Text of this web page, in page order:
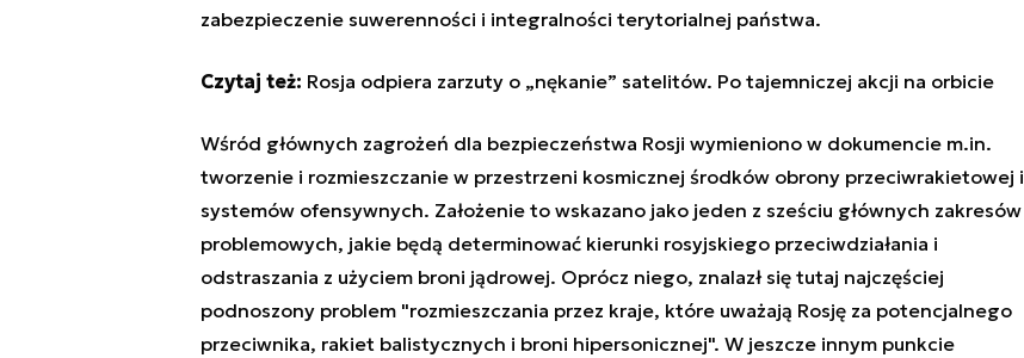
zabezpieczenie suwerenności i integralności terytorialnej państwa.
Czytaj też: Rosja odpiera zarzuty o „nękanie” satelitów. Po tajemniczej akcji na orbicie
Wśród głównych zagrożeń dla bezpieczeństwa Rosji wymieniono w dokumencie m.in.
tworzenie i rozmieszczanie w przestrzeni kosmicznej środków obrony przeciwrakietowej i
systemów ofensywnych. Założenie to wskazano jako jeden z sześciu głównych zakresów
problemowych, jakie będą determinować kierunki rosyjskiego przeciwdziałania i
odstraszania z użyciem broni jądrowej. Oprócz niego, znalazł się tutaj najczęściej
podnoszony problem "rozmieszczania przez kraje, które uważają Rosję za potencjalnego
przeciwnika, rakiet balistycznych i broni hipersonicznej". W jeszcze innym punkcie